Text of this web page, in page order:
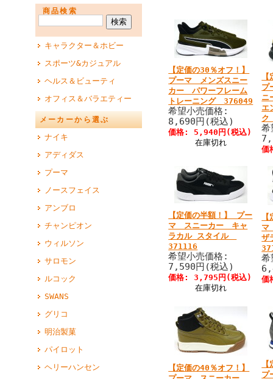
商品検索
キャラクター＆ホビー
スポーツ&カジュアル
ヘルス＆ビューティ
オフィス＆バラエティー
メーカーから選ぶ
ナイキ
アディダス
プーマ
ノースフェイス
アンブロ
チャンピオン
ウィルソン
サロモン
ルコック
SWANS
グリコ
明治製菓
パイロット
ヘリーハンセン
【定価の30％オフ！】
プーマ メンズスニー
カー パワーフレーム
トレーニング 376049
希望小売価格:
8,690円(税込)
価格: 5,940円(税込)
在庫切れ
プ
ニ
エ
価
【定価の半額！】 プー
マ スニーカー キャ
ラカル スタイル
371116
希望小売価格:
7,590円(税込)
価格: 3,795円(税込)
在庫切れ
マ
ザ
価
【定価の40％オフ！】